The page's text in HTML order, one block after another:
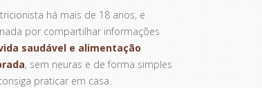
há mais de 18 anos, e
por compartilhar informações
saudável e alimentação
, sem neuras e de forma simples
praticar em casa.